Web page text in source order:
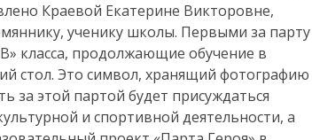
Краевой Екатерине Викторовне,
ученику школы. Первыми за парту
класса, продолжающие обучение в
стол. Это символ, хранящий фотографию
за этой партой будет присуждаться
и спортивной деятельности, а